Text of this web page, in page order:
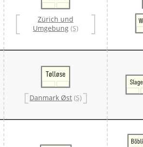
Zürich und
Umgebung (S)
Tølløse
Danmark Øst (S)